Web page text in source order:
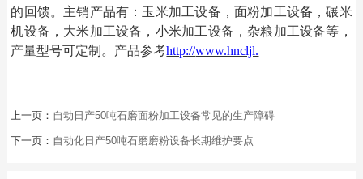
的回馈。主销产品有：玉米加工设备，面粉加工设备，碾米
机设备，大米加工设备，小米加工设备，杂粮加工设备等，
产量型号可定制。产品参考http://www.hncljl.
上一页： 自动日产50吨石磨面粉加工设备常见的生产障碍
下一页： 自动化日产50吨石磨磨粉设备长期维护要点